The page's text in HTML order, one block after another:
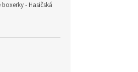
boxerky - Hasičská